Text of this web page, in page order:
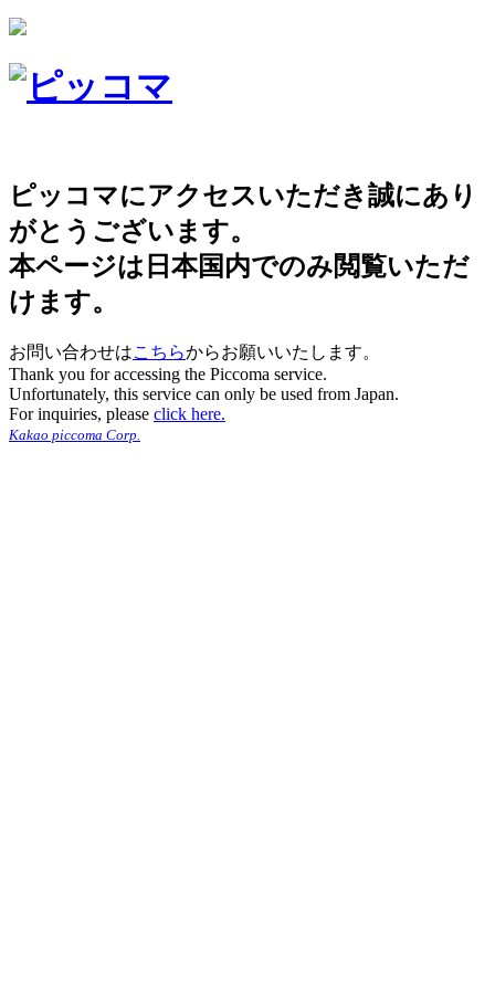
ピッコマにアクセスいただき誠にあり
がとうございます。
本ページは日本国内でのみ閲覧いただ
けます。
お問い合わせはこちらからお願いいたします。
Thank you for accessing the Piccoma service.
Unfortunately, this service can only be used from Japan.
For inquiries, please click here.
Kakao piccoma Corp.